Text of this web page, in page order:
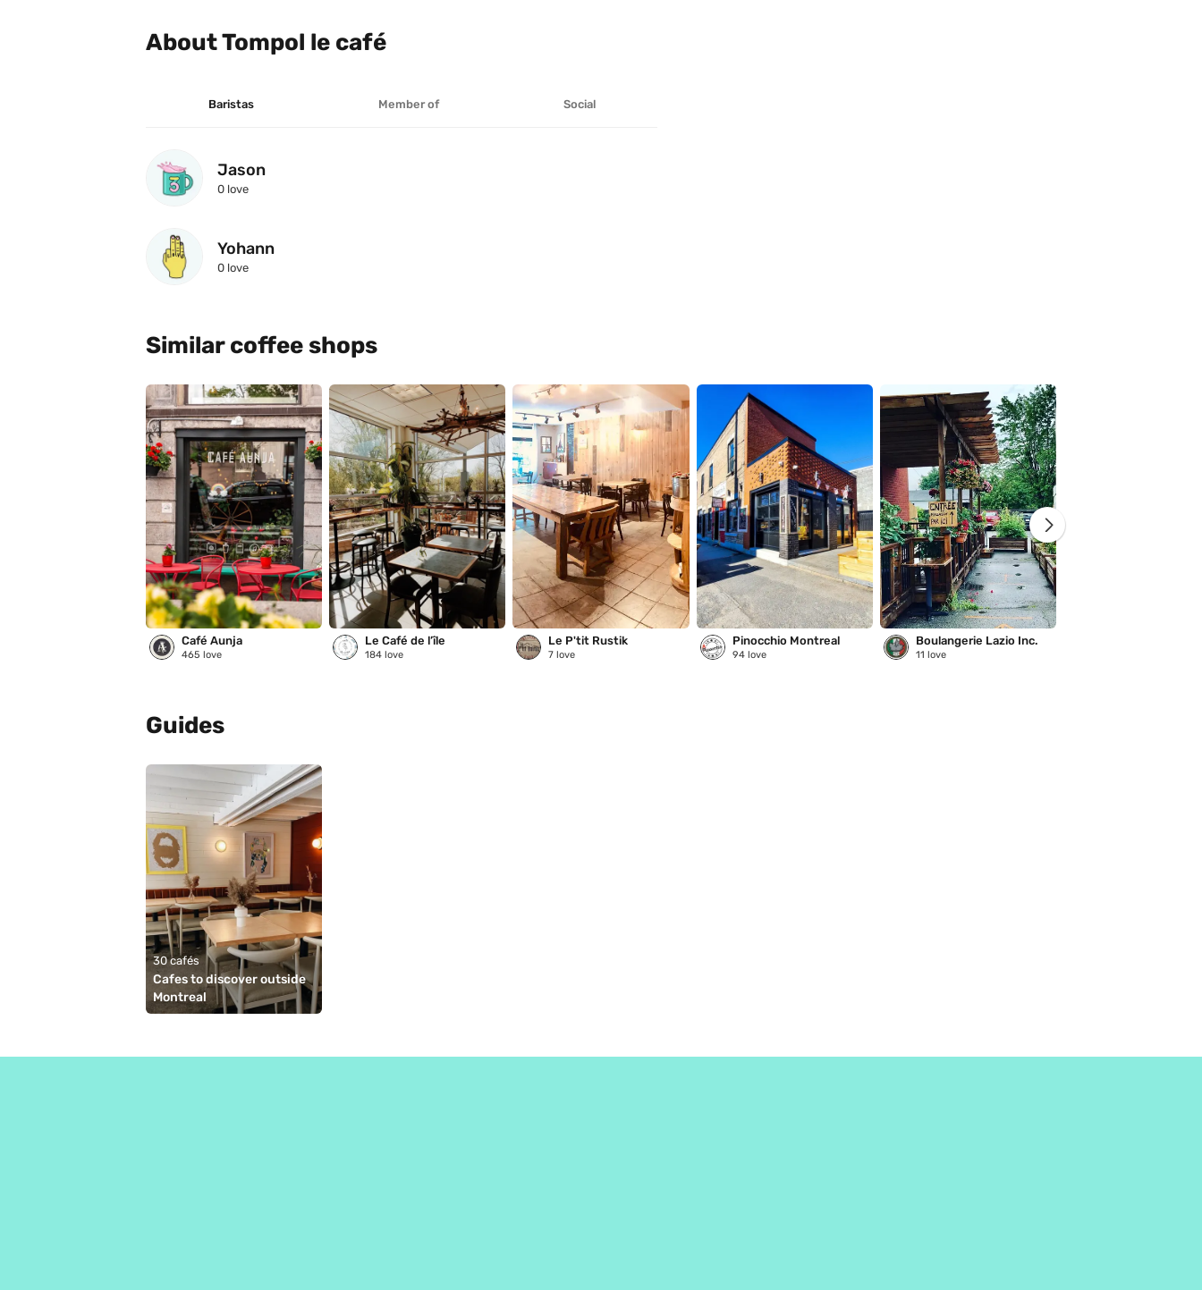
About Tompol le café
Baristas Member of Social
Jason
0 love
Yohann
0 love
Similar coffee shops
Café Aunja
465 love
Le Café de l’île
184 love
Le P'tit Rustik
7 love
Pinocchio Montreal
94love
Boulangerie Lazio Inc.
11 love
Guides
30 cafés
Cafes to discover outside
Montreal